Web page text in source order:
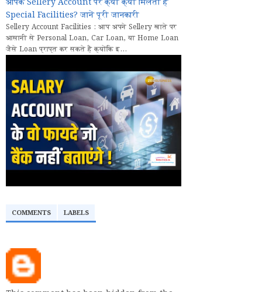
आपके Sellery Account पर क्या क्या मिलती हैं
Special Facilities? जानें पूरी जानकारी
Sellery Account Facilities : आप अपने Sellery खाते पर
आसानी से Personal Loan, Car Loan, या Home Loan
जैसे Loan प्राप्त कर सकते हैं क्योंकि इ...
COMMENTS LABELS